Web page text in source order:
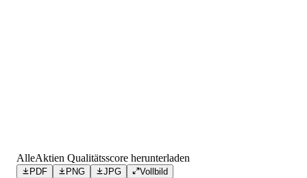
AlleAktien Qualitätsscore herunterladen
PDF PNG JPG Vollbild